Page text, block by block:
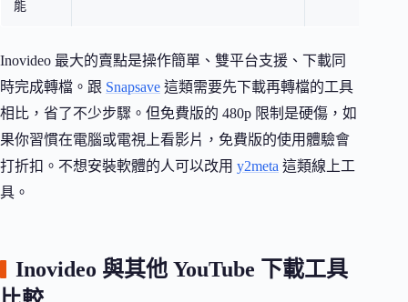
能
Inovideo 最大的賣點是操作簡單、雙平台支援、下載同
時完成轉檔。跟 Snapsave 這類需要先下載再轉檔的工具
相比，省了不少步驟。但免費版的 480p 限制是硬傷，如
果你習慣在電腦或電視上看影片，免費版的使用體驗會
打折扣。不想安裝軟體的人可以改用 y2meta 這類線上工
具。
Inovideo 與其他 YouTube 下載工具